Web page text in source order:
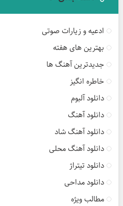
ادعیه و زیارات صوتی
بهترین های هفته
جدیدترین آهنگ ها
خاطره انگیز
دانلود آلبوم
دانلود آهنگ
دانلود آهنگ شاد
دانلود آهنگ محلی
دانلود تیتراژ
دانلود مداحی
مطالب ویژه